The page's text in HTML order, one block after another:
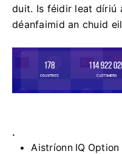
duit. Is féidir leat díriú
déanfaimid an chuid
.
Aistríonn IQ